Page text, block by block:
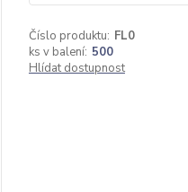
Číslo produktu: FL0
ks v balení: 500
Hlídat dostupnost